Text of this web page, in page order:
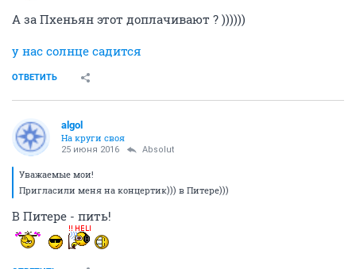
А за Пхеньян этот доплачивают ? ))))))
у нас солнце садится
ОТВЕТИТЬ
аlgоl
На круги своя
25 июня 2016 Absolut
Уважаемые мои!
Пригласили меня на концертик))) в Питере)))
В Питере - пить!